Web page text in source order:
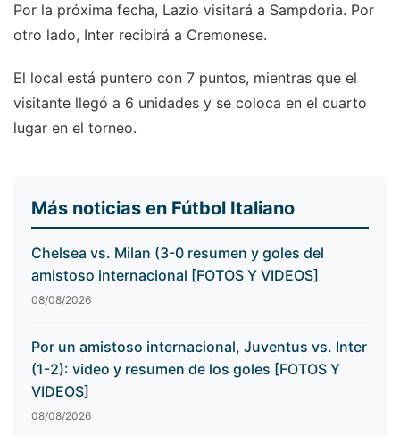
Por la próxima fecha, Lazio visitará a Sampdoria. Por
otro lado, Inter recibirá a Cremonese.
El local está puntero con 7 puntos, mientras que el
visitante llegó a 6 unidades y se coloca en el cuarto
lugar en el torneo.
Más noticias en Fútbol Italiano
Chelsea vs. Milan (3-0 resumen y goles del
amistoso internacional [FOTOS Y VIDEOS]
08/08/2026
Por un amistoso internacional, Juventus vs. Inter
(1-2): video y resumen de los goles [FOTOS Y
VIDEOS]
08/08/2026